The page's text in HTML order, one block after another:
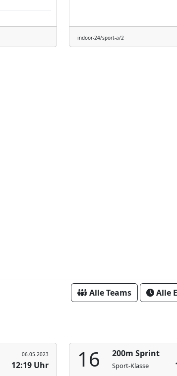
indoor-24/sport-a/2
Alle Teams Alle
06.05.2023
12:19 Uhr 16 200m Sprint
Sport-Klasse